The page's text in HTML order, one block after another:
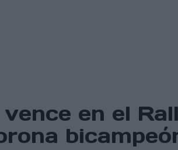
en el